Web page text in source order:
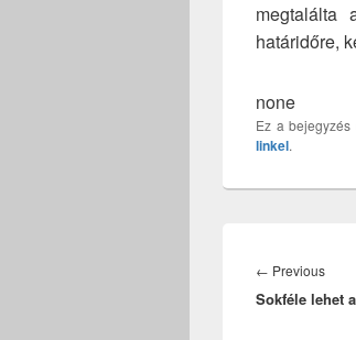
megtalálta
határidőre,
none
Ez a bejegyzés
linkel.
navigáció
← Previous
post:
Sokféle lehet